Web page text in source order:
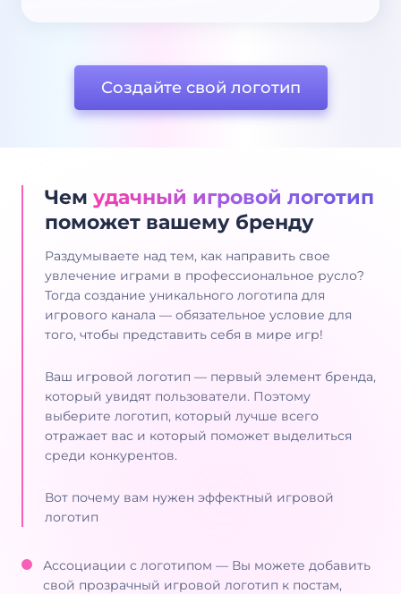
Создайте свой логотип
Чем удачный игровой логотип
поможет вашему бренду
Раздумываете над тем, как направить свое
увлечение играми в профессиональное русло?
Тогда создание уникального логотипа для
игрового канала — обязательное условие для
того, чтобы представить себя в мире игр!
Ваш игровой логотип — первый элемент бренда,
который увидят пользователи. Поэтому
выберите логотип, который лучше всего
отражает вас и который поможет выделиться
среди конкурентов.
Вот почему вам нужен эффектный игровой
логотип
Ассоциации с логотипом — Вы можете добавить
свой прозрачный игровой логотип к постам,